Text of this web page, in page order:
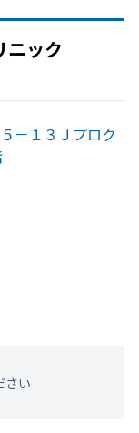
ニック
－１３Ｊプロク
さい